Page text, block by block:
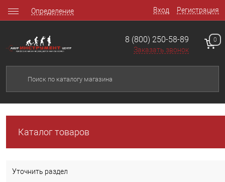
Вход Регистрация
Определение
8 (800) 250-58-89
Заказать звонок
0
Каталог товаров
Уточнить раздел